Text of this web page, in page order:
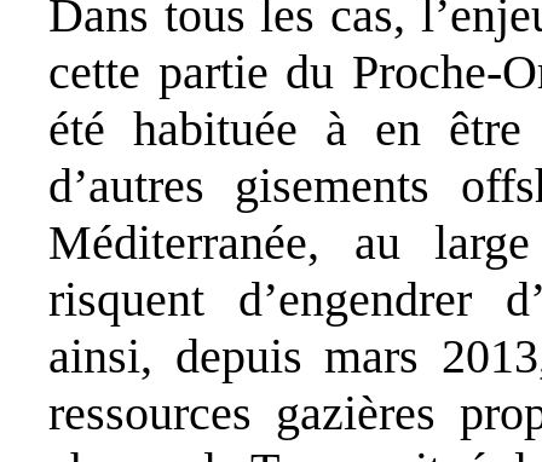
Dans tous les cas,
cette partie du Proche-
été habituée à en
d’autres gisements
Méditerranée, au
risquent d’engendrer
ainsi, depuis mars
ressources gazières